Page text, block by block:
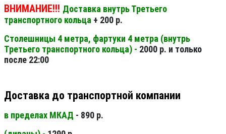
ВНИМАНИЕ!!! Доставка внутрь Третьего
транспортного кольца + 200 р.
Столешницы 4 метра, фартуки 4 метра (внутрь
Третьего транспортного кольца) - 2000 р. и только
после 22:00
Доставка до транспортной компании
в пределах МКАД - 890 р.